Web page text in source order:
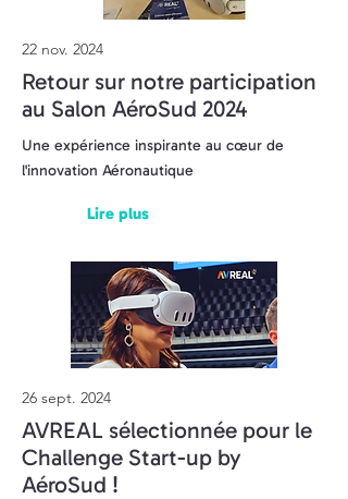
22 nov. 2024
Retour sur notre participation
au Salon AéroSud 2024
Une expérience inspirante au cœur de
l'innovation Aéronautique
Lire plus
26 sept. 2024
AVREAL sélectionnée pour le
Challenge Start-up by
AéroSud !